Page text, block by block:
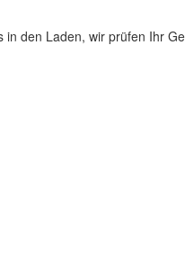
den Laden, wir prüfen Ihr